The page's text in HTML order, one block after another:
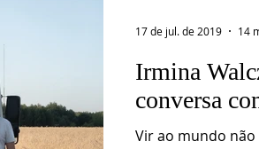
Irmina
conversa
Vir ao mundo não
17 de jul. de 2019 14